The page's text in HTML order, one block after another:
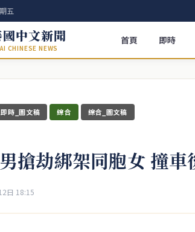
五
中文新聞
CHINESE NEWS
首頁 即時
即時_圖文稿 綜合 綜合_圖文稿
搶劫綁架同胞女 撞車
日 18:15